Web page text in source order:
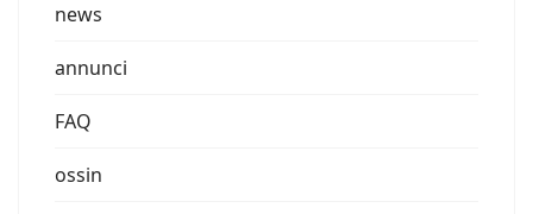
news
annunci
FAQ
ossin